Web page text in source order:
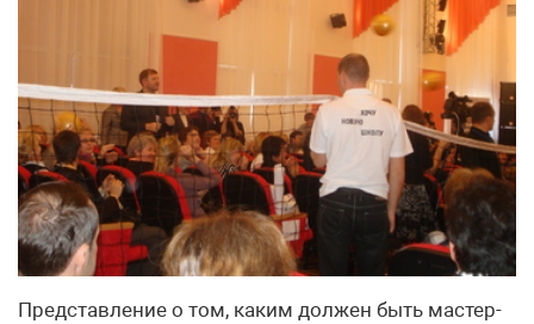
Представление о том, каким должен быть мастер-